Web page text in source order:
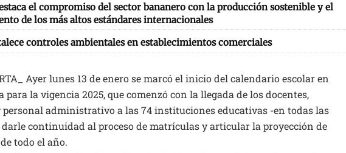
el compromiso del sector bananero con la producción sostenible y el
de los más altos estándares internacionales
controles ambientales en establecimientos comerciales
Ayer lunes 13 de enero se marcó el inicio del calendario escolar en
para la vigencia 2025, que comenzó con la llegada de los docentes,
administrativo a las 74 instituciones educativas -en todas las
darle continuidad al proceso de matrículas y articular la proyección de
todo el año.